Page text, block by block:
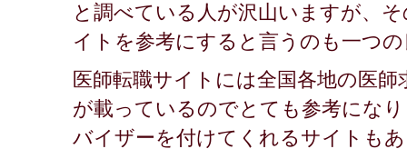
と調べている人が沢山いますが、
イトを参考にすると言うのも一つ
医師転職サイトには全国各地の医
が載っているのでとても参考にな
バイザーを付けてくれるサイトも